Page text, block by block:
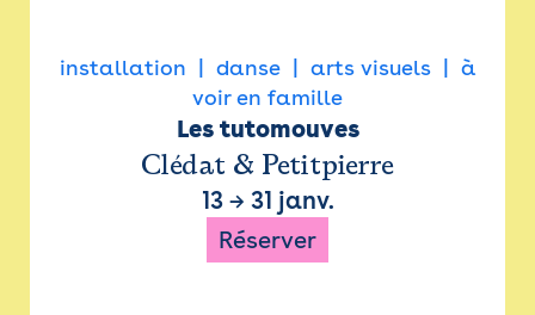
installation danse arts visuels
à
voir en famille
Les tutomouves
Clédat & Petitpierre
13→ 31 janv.
Réserver